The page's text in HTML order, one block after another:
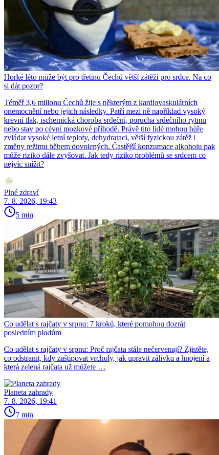
Horké léto může být pro třetinu Čechů větší zátěží pro srdce. Na co
si dát pozor?
Téměř 3,6 milionu Čechů žije s některým z kardiovaskulárních
onemocnění nebo jejich následky. Patří mezi ně například vysoký
krevní tlak, ischemická choroba srdeční, porucha srdečního rytmu
nebo stav po cévní mozkové příhodě. Právě tito lidé mohou hůře
zvládat vysoké letní teploty, dehydrataci, větší fyzickou zátěž i
změny režimu během dovolených. Častější konzumace alkoholu pak
může riziko dále zvyšovat. Jak tedy riziko problémů se srdcem co
nejvíc snížit?
Plné zdraví
7. 8. 2026, 19:43
5 min
Co udělat s rajčaty v srpnu: 7 kroků, které pomohou dozrát
posledním plodům
Co udělat s rajčaty v srpnu: Proč rajčata stále nečervenají? Zjistěte,
co odstranit, kdy zaštipovat vrcholy, jak upravit zálivku a hnojení a
která zelená rajčata už můžete …
Planeta zahrady
7. 8. 2026, 19:41
7 min